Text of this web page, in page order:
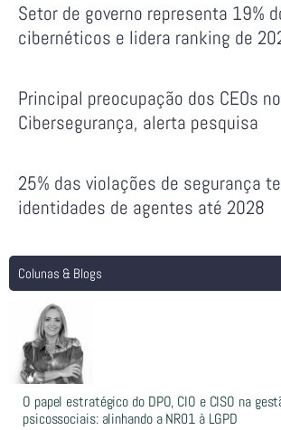
Setor de governo representa 19%
cibernéticos e lidera ranking de
Principal preocupação dos CEOs
Cibersegurança, alerta pesquisa
25% das violações de segurança
identidades de agentes até 2028
Colunas & Blogs
O papel estratégico do DPO, CIO e CISO na
psicossociais: alinhando a NR01 à LGPD